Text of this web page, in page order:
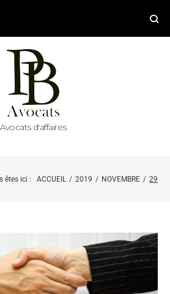
Avocats d'affaires
êtes ici : ACCUEIL / 2019 / NOVEMBRE / 29